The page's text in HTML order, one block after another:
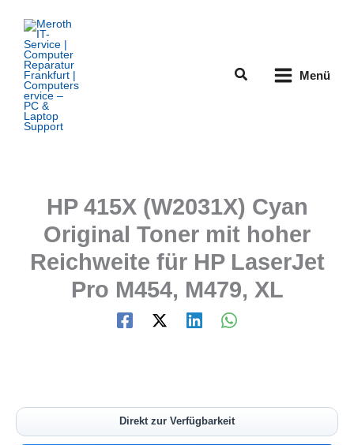
Inhalt
springen
Suchen Menü
HP 415X (W2031X) Cyan
Original Toner mit hoher
Reichweite für HP LaserJet
Pro M454, M479, XL
Direkt zur Verfügbarkeit